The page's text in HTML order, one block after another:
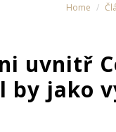
Home
uvnitř
by jako